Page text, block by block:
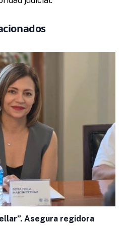
Asegura regidora